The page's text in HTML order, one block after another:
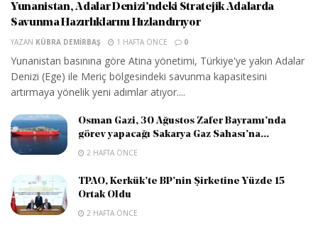
Yunanistan, Adalar Denizi’ndeki Stratejik Adalarda
Savunma Hazırlıklarını Hızlandırıyor
YAZAN KÜBRA DEMIRBAŞ 1 HAFTA ÖNCE 0
Yunanistan basınına göre Atina yönetimi, Türkiye'ye yakın Adalar
Denizi (Ege) ile Meriç bölgesindeki savunma kapasitesini
artırmaya yönelik yeni adımlar atıyor....
Osman Gazi, 30 Ağustos Zafer Bayramı’nda
görev yapacağı Sakarya Gaz Sahası’na...
2 HAFTA ÖNCE
TPAO, Kerkük’te BP’nin Şirketine Yüzde 15
Ortak Oldu
2 HAFTA ÖNCE